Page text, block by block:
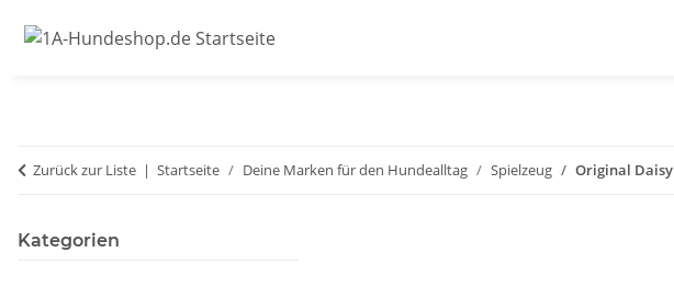
Zurück zur Liste Startseite Deine Marken für den Hundealltag Spielzeug Original Daisy
Kategorien